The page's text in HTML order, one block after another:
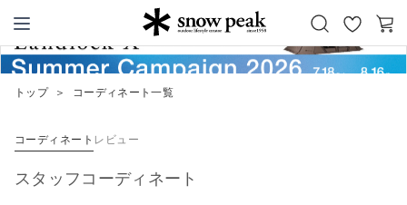
Snow Peak
お
カ
ー
トップ ＞ コーディネート一覧
コーディネート レビュー
スタッフコーディネート